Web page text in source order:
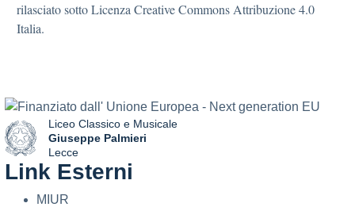
rilasciato sotto Licenza Creative Commons Attribuzione 4.0
Italia.
Liceo Classico e Musicale
Giuseppe Palmieri
Lecce
— Visita la pagina iniziale della scuola
Link Esterni
MIUR